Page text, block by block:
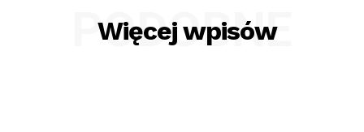
Więcej wpisów
PODOBNE